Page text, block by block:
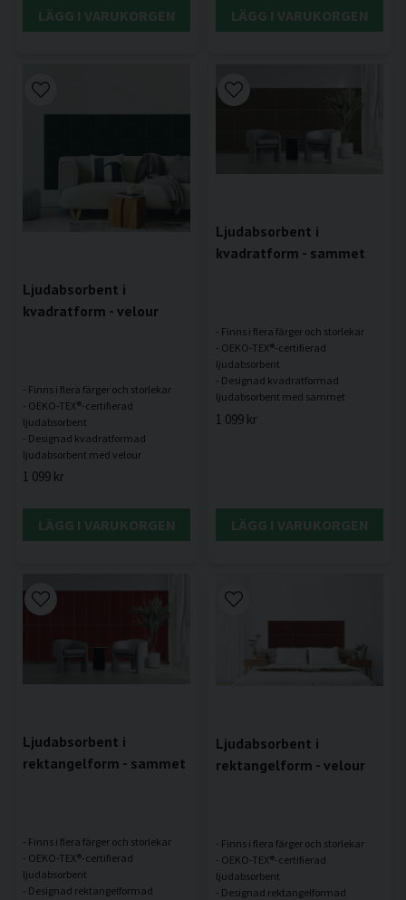
LÄGG I VARUKORGEN LÄGG I VARUKORGEN
Ljudabsorbent i
kvadratform - velour
- Finns i flera färger och storlekar
- OEKO-TEX®-certifierad
ljudabsorbent
- Designad kvadratformad
1 099 kr
LÄGG I VARUKORGEN
Ljudabsorbent i
kvadratform - sammet
- Finns i flera färger och storlekar
- OEKO-TEX®-certifierad
ljudabsorbent
- Designad kvadratformad
1 099 kr
LÄGG I VARUKORGEN
Ljudabsorbent i
rektangelform - sammet
- Finns i flera färger och storlekar
- OEKO-TEX®-certifierad
ljudabsorbent
- Designad rektangelformad
Ljudabsorbent i
rektangelform - velour
- Finns i flera färger och storlekar
- OEKO-TEX®-certifierad
ljudabsorbent
- Designad rektangelformad